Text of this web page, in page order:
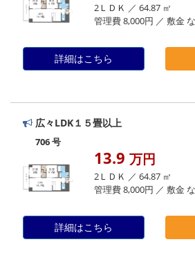
2ＬＤＫ ／ 64.87 ㎡
管理費 8,000円 ／ 敷金
詳細はこちら
広々LDK１５畳以上
706 号
13.9 万円
2ＬＤＫ ／ 64.87 ㎡
管理費 8,000円 ／ 敷金
詳細はこちら